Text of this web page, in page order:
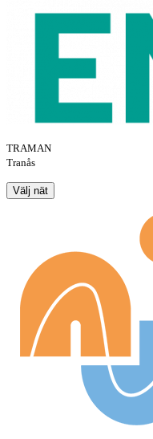
TRAMAN
Tranås
Välj nät